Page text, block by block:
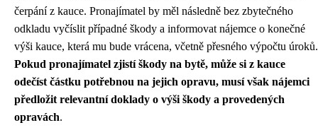
čerpání z kauce. Pronajímatel by měl následně bez zbytečného
odkladu vyčíslit případné škody a informovat nájemce o konečné
výši kauce, která mu bude vrácena, včetně přesného výpočtu úroků.
Pokud pronajímatel zjistí škody na bytě, může si z kauce
odečíst částku potřebnou na jejich opravu, musí však nájemci
předložit relevantní doklady o výši škody a provedených
opravách.